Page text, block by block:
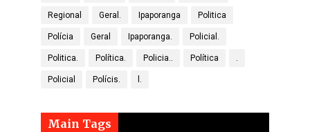
Regional Geral. Ipaporanga Politica
Polícia Geral Ipaporanga. Policial.
Politica. Política. Policia.. Política .
Policial Polícis. l.
Main Tags